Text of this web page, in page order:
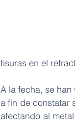
fisuras en el
A la fecha, se
a fin de constatar
afectando al